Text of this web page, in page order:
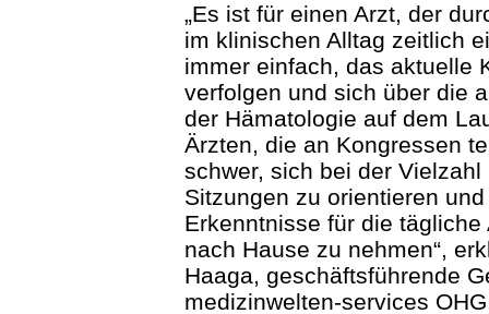
„Es ist für einen Arzt, der
im klinischen Alltag zeitlich
immer einfach, das aktuelle
verfolgen und sich über die
der Hämatologie auf dem
Ärzten, die an Kongressen
schwer, sich bei der
Sitzungen zu orientieren
Erkenntnisse für die
nach Hause zu nehmen“,
Haaga, geschäftsführende
medizinwelten-services